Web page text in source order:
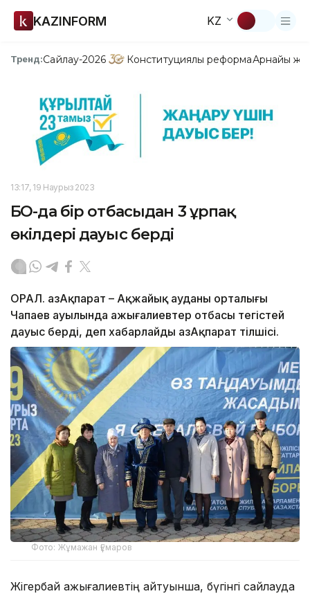
KAZINFORM KZ
Тренд:Сайлау-2026 Конституциялық реформаАрнайы
13:17, 19 Наурыз 2023
БҚО-да бір отбасыдан 3 ұрпақ
өкілдері дауыс берді
ОРАЛ. ҚазАқпарат – Ақжайық ауданы орталығы
Чапаев ауылында Қажығалиевтер отбасы тегістей
дауыс берді, деп хабарлайды ҚазАқпарат тілшісі.
Фото: Жұмажан Ғұмаров
Жігербай Қажығалиевтің айтуынша, бүгінгі сайлауда